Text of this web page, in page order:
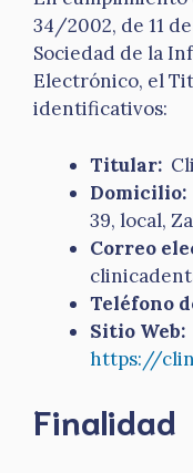
34/2002, de 11
Sociedad de la
Electrónico, el
identificativos:
Titular:
Domicilio:
39, local,
Correo
Teléfono
Sitio Web:
https://
Finalidad